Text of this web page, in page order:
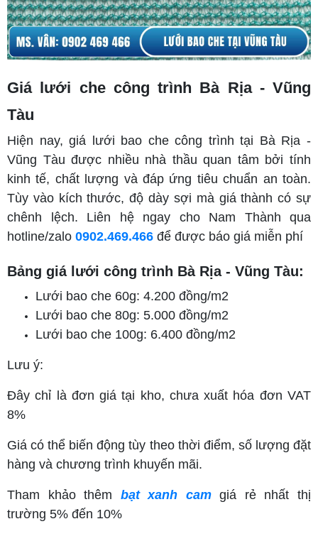
Giá lưới che công trình Bà Rịa - Vũng
Tàu
Hiện nay, giá lưới bao che công trình tại Bà Rịa -
Vũng Tàu được nhiều nhà thầu quan tâm bởi tính
kinh tế, chất lượng và đáp ứng tiêu chuẩn an toàn.
Tùy vào kích thước, độ dày sợi mà giá thành có sự
chênh lệch. Liên hệ ngay cho Nam Thành qua
hotline/zalo 0902.469.466 để được báo giá miễn phí
Bảng giá lưới công trình Bà Rịa - Vũng Tàu:
Lưới bao che 60g: 4.200 đồng/m2
Lưới bao che 80g: 5.000 đồng/m2
Lưới bao che 100g: 6.400 đồng/m2
Lưu ý:
Đây chỉ là đơn giá tại kho, chưa xuất hóa đơn VAT
8%
Giá có thể biến động tùy theo thời điểm, số lượng đặt
hàng và chương trình khuyến mãi.
Tham khảo thêm bạt xanh camgiá rẻ nhất thị
trường 5% đến 10%